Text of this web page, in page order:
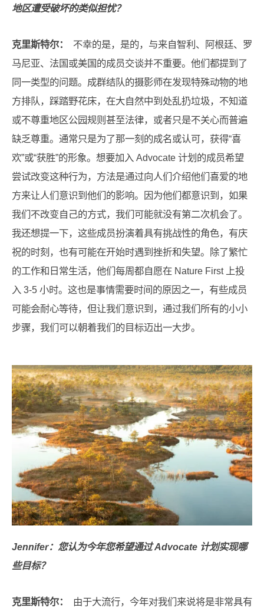
地区遭受破坏的类似担忧？
克里斯特尔：
不幸的是，是的，与来自智利、阿根廷、罗
马尼亚、法国或美国的成员交谈并不重要。他们都提到了
同一类型的问题。成群结队的摄影师在发现特殊动物的地
方排队，踩踏野花床，在大自然中到处乱扔垃圾，不知道
或不尊重地区公园规则甚至法律，或者只是不关心而普遍
缺乏尊重。通常只是为了那一刻的成名或认可，获得“喜
欢”或“获胜”的形象。想要加入 Advocate 计划的成员希望
尝试改变这种行为，方法是通过向人们介绍他们喜爱的地
方来让人们意识到他们的影响。因为他们都意识到，如果
我们不改变自己的方式，我们可能就没有第二次机会了。
我还想提一下，这些成员扮演着具有挑战性的角色，有庆
祝的时刻，也有可能在开始时遇到挫折和失望。除了繁忙
的工作和日常生活，他们每周都自愿在 Nature First 上投
入 3-5 小时。这也是事情需要时间的原因之一，有些成员
可能会耐心等待，但让我们意识到，通过我们所有的小小
步骤，我们可以朝着我们的目标迈出一大步。
Jennifer：您认为今年您希望通过 Advocate 计划实现哪
些目标？
克里斯特尔： 由于大流行，今年对我们来说将是非常具有